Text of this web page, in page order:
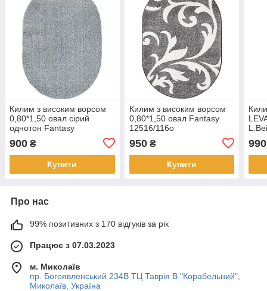
Килим з високим ворсом
0,80*1,50 овал сірий
однотон Fantasy
900 ₴
Купити
Килим з високим ворсом
0,80*1,50 овал Fantasy
12516/116о
950₴
Купити
990
Про нас
99% позитивних з 170 відгуків за рік
Працює з 07.03.2023
м. Миколаїв
пр. Богоявленський 234В ТЦ Таврія В "Корабельний",
Миколаїв, Україна